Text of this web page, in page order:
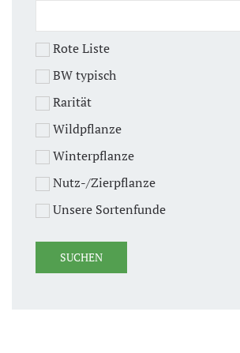
Rote Liste
BW typisch
Rarität
Wildpflanze
Winterpflanze
Nutz-/Zierpflanze
Unsere Sortenfunde